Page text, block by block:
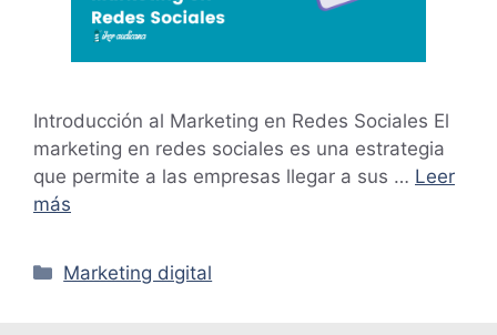
Introducción al Marketing en Redes Sociales El
marketing en redes sociales es una estrategia
que permite a las empresas llegar a sus … Leer
más
Categorías
Marketing digital